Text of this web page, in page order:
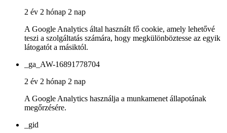
2 év 2 hónap 2 nap
A Google Analytics által használt fő cookie, amely lehetővé
teszi a szolgáltatás számára, hogy megkülönböztesse az egyik
látogatót a másiktól.
_ga_AW-16891778704
2 év 2 hónap 2 nap
A Google Analytics használja a munkamenet állapotának
megőrzésére.
_gid